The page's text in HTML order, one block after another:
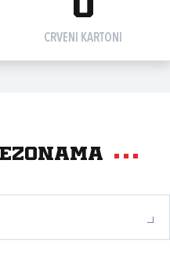
0
CRVENI KARTONI